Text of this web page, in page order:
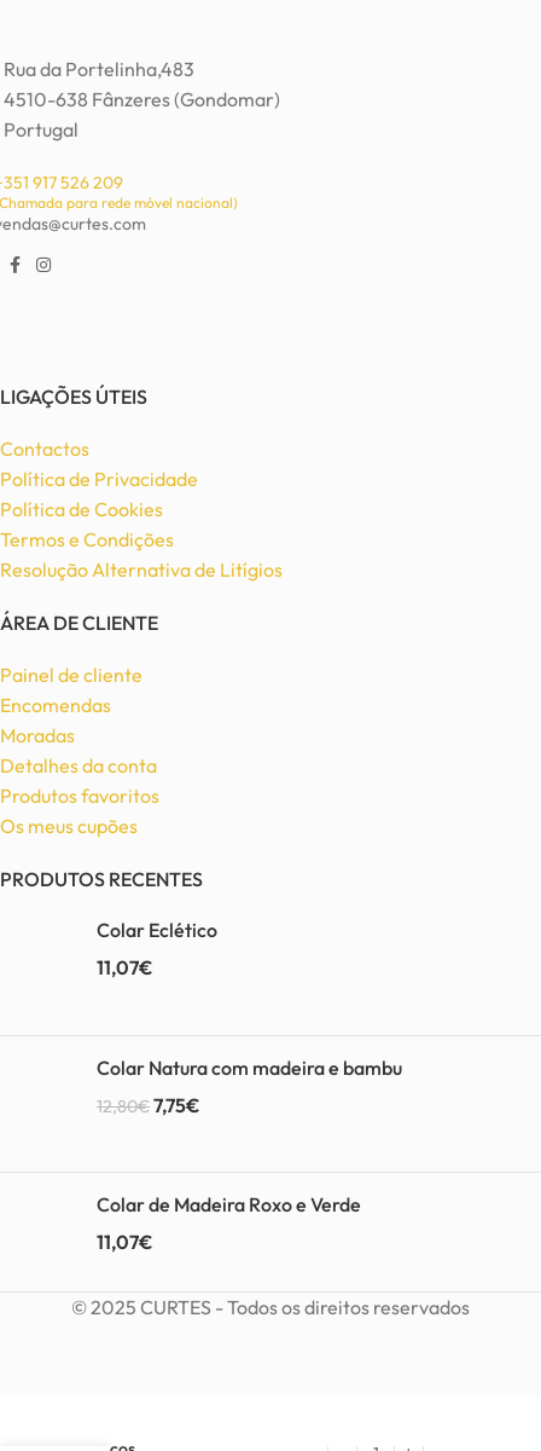
Rua da Portelinha,483
4510-638 Fânzeres (Gondomar)
Portugal
917 526 209
para rede móvel nacional)
LIGAÇÕES ÚTEIS
Contactos
Política de Privacidade
Política de Cookies
Termos e Condições
Resolução Alternativa de Litígios
ÁREA DE CLIENTE
Painel de cliente
Encomendas
Moradas
Detalhes da conta
Produtos favoritos
Os meus cupões
PRODUTOS RECENTES
Colar Eclético
11,07€
Colar Natura com madeira e bambu
12,80€7,75€
Colar de Madeira Roxo e Verde
11,07€
© 2025 CURTES - Todos os direitos reservados